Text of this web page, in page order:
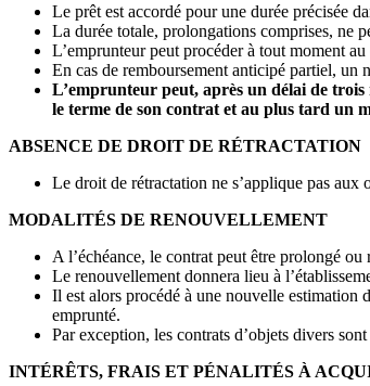
Le prêt est accordé pour une durée précisée
La durée totale, prolongations comprises, ne
L’emprunteur peut procéder à tout moment
En cas de remboursement anticipé partiel, un
L’emprunteur peut, après un délai de
le terme de son contrat et au plus tard un
ABSENCE DE DROIT DE RÉTRACTATION
Le droit de rétractation ne s’applique pas aux
MODALITÉS DE RENOUVELLEMENT
A l’échéance, le contrat peut être prolongé
Le renouvellement donnera lieu à
Il est alors procédé à une nouvelle estimation
emprunté.
Par exception, les contrats d’objets divers
INTÉRÊTS, FRAIS ET PÉNALITÉS À